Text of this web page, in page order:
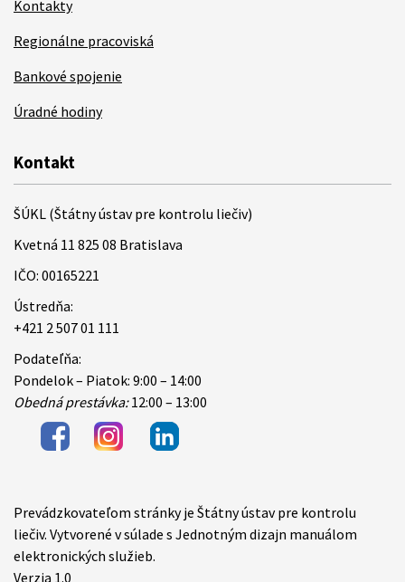
Kontakty
Regionálne pracoviská
Bankové spojenie
Úradné hodiny
Kontakt
ŠÚKL (Štátny ústav pre kontrolu liečiv)
Kvetná 11 825 08 Bratislava
IČO: 00165221
Ústredňa:
+421 2 507 01 111
Podateľňa:
Pondelok – Piatok: 9:00 – 14:00
Obedná prestávka:12:00 – 13:00
Items
Prevádzkovateľom stránky je Štátny ústav pre kontrolu
liečiv. Vytvorené v súlade s Jednotným dizajn manuálom
elektronických služieb.
Verzia 1.0